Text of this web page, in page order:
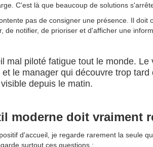
C'est là que beaucoup de solutions
pas de consigner une présence. Il doit
de notifier, de prioriser et d'afficher une
mal piloté fatigue tout le monde. Le
le manager qui découvre trop tard
depuis le matin.
moderne doit vraiment
d'accueil, je regarde rarement la seule
surtout ces questions :